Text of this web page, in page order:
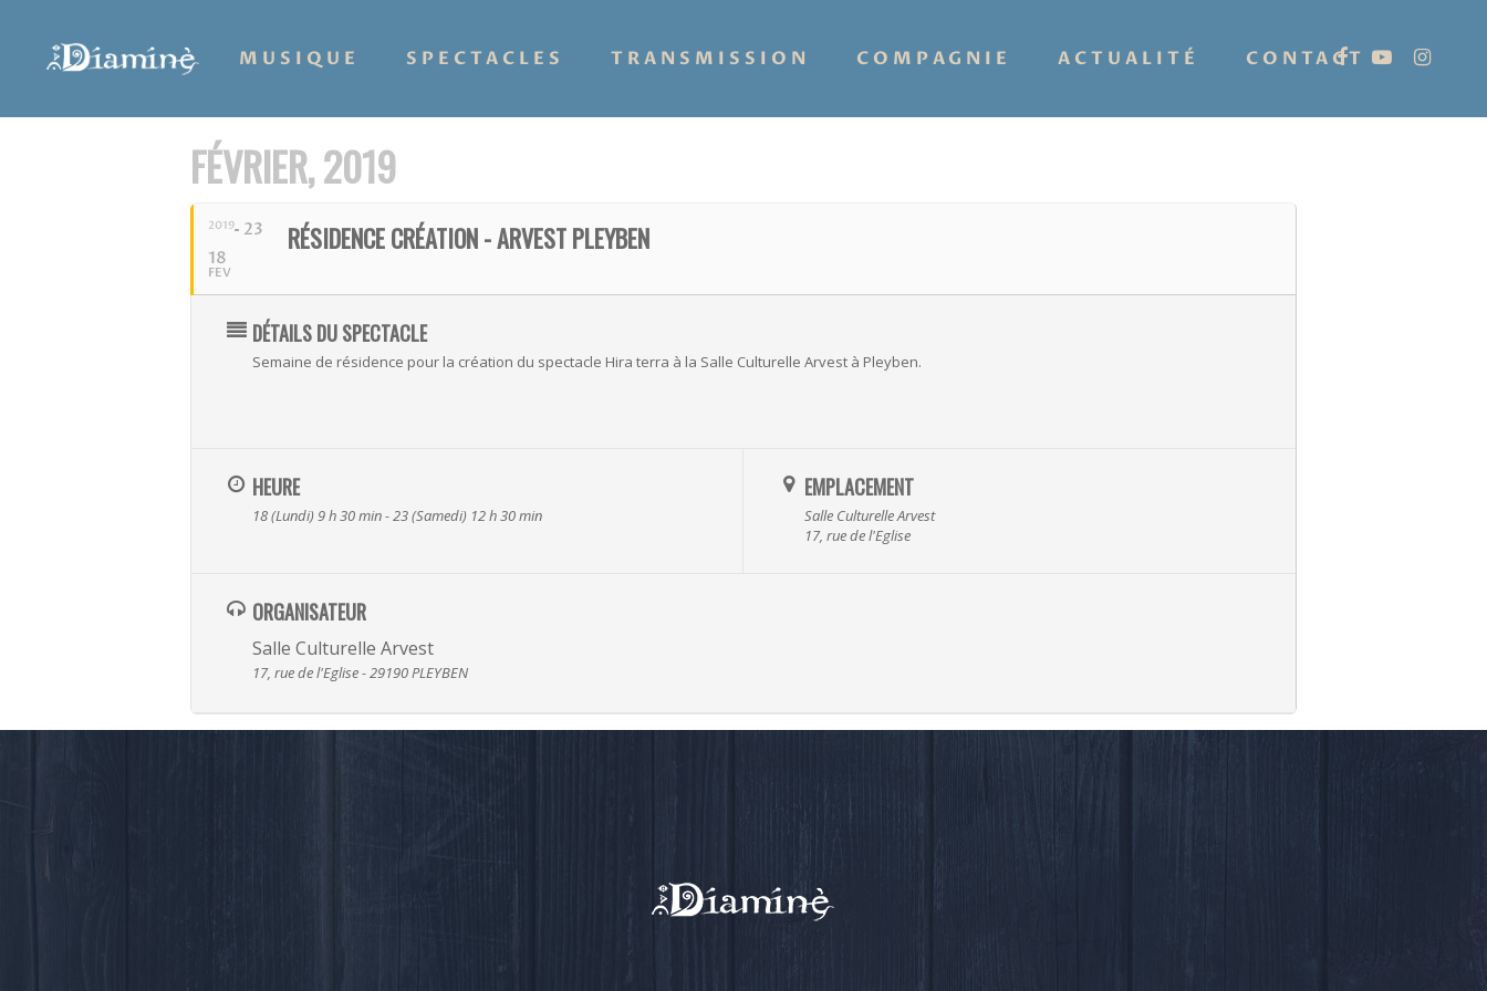
Hit enter to search or ESC to close
MUSIQUE SPECTACLES TRANSMISSION COMPAGNIE ACTUALITÉ CONTACT
FÉVRIER, 2019
2019
18
FEV
23 RÉSIDENCE CRÉATION - ARVEST PLEYBEN
DÉTAILS DU SPECTACLE
Semaine de résidence pour la création du spectacle Hira terra à la Salle Culturelle Arvest à Pleyben.
HEURE
18 (Lundi) 9 h 30 min - 23 (Samedi) 12 h 30 min
EMPLACEMENT
Salle Culturelle Arvest
17, rue de l'Eglise
ORGANISATEUR
Salle Culturelle Arvest
17, rue de l'Eglise - 29190 PLEYBEN